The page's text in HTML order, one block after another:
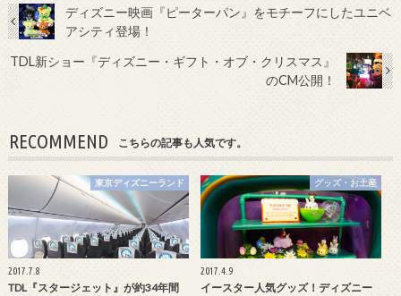
ディズニー映画『ピーターパン』をモチーフにしたユニベ
アシティ登場！
TDL新ショー『ディズニー・ギフト・オブ・クリスマス』
のCM公開！
RECOMMEND こちらの記事も人気です。
東京ディズニーランド
2017.7.8
TDL『スタージェット』が約34年間
グッズ・お土産
2017.4.9
イースター人気グッズ！ディズニー